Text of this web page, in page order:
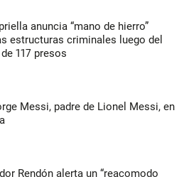
anuncia “mano de hierro”
estructuras criminales luego del
117 presos
Messi, padre de Lionel Messi, en
Rendón alerta un “reacomodo